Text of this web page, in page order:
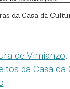
da Casa da
de Vimianzo.
da Casa da
.